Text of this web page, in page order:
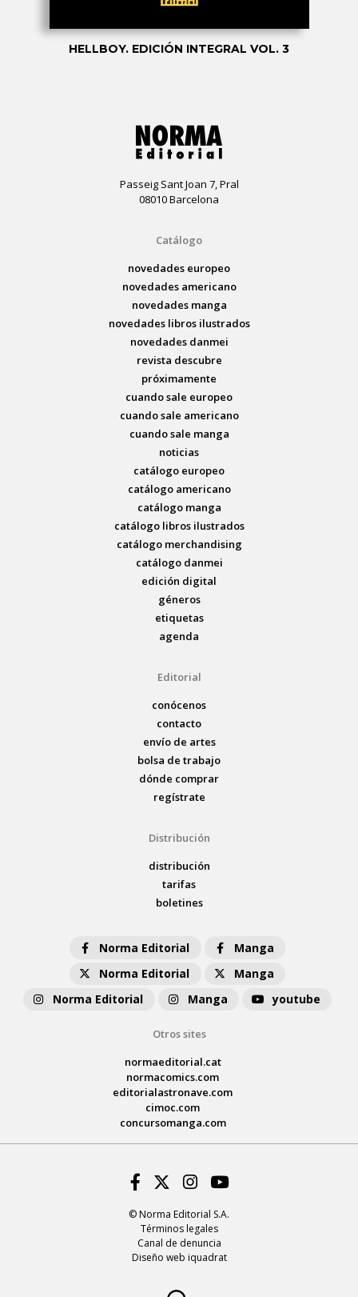
HELLBOY. EDICIÓN INTEGRAL VOL. 3
Passeig Sant Joan 7, Pral
08010 Barcelona
Catálogo
novedades europeo
novedades americano
novedades manga
novedades libros ilustrados
novedades danmei
revista descubre
próximamente
cuando sale europeo
cuando sale americano
cuando sale manga
noticias
catálogo europeo
catálogo americano
catálogo manga
catálogo libros ilustrados
catálogo merchandising
catálogo danmei
edición digital
géneros
etiquetas
agenda
Editorial
conócenos
contacto
envío de artes
bolsa de trabajo
dónde comprar
regístrate
Distribución
distribución
tarifas
boletines
Norma Editorial
Manga
Norma Editorial
Manga
Norma Editorial
Manga youtube
Otros sites
normaeditorial.cat
normacomics.com
editorialastronave.com
cimoc.com
concursomanga.com
© Norma Editorial S.A.
Términos legales
Canal de denuncia
Diseño web iquadrat
Facebook
Twitter
Instagram
Youtube